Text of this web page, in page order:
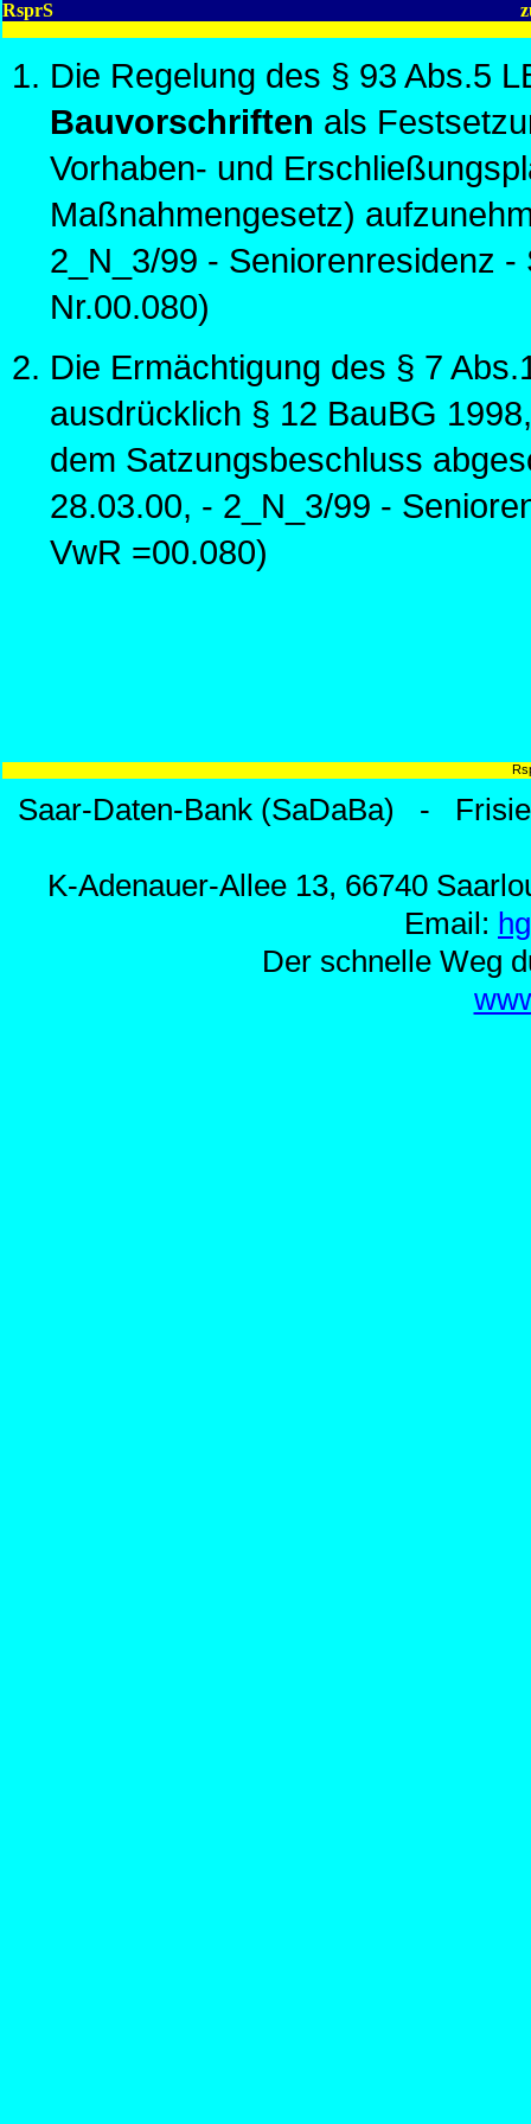
RsprS
Die Regelung des § 93 Abs.5
Bauvorschriften als
Vorhaben- und
Maßnahmengesetz)
2_N_3/99 - Seniorenresidenz
Nr.00.080)
Die Ermächtigung des § 7
ausdrücklich § 12 BauBG
dem Satzungsbeschluss
28.03.00, - 2_N_3/99 -
VwR =00.080)
Saar-Daten-Bank (SaDaBa) -
K-Adenauer-Allee 13, 66740
Email:
Der schnelle Weg